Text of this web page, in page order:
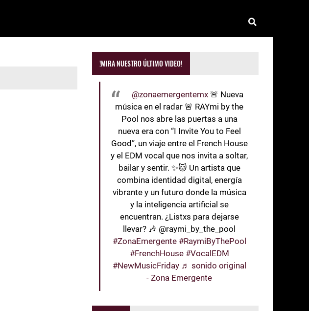
!MIRA NUESTRO ÚLTIMO VIDEO!
@zonaemergentemx 🚨 Nueva
música en el radar 🚨 RAYmi by the
Pool nos abre las puertas a una
nueva era con “I Invite You to Feel
Good”, un viaje entre el French House
y el EDM vocal que nos invita a soltar,
bailar y sentir. ✨🐱 Un artista que
combina identidad digital, energía
vibrante y un futuro donde la música
y la inteligencia artificial se
encuentran. ¿Listxs para dejarse
llevar? 🎶 @raymi_by_the_pool
#ZonaEmergente #RaymiByThePool
#FrenchHouse #VocalEDM
#NewMusicFriday ♬ sonido original
- Zona Emergente